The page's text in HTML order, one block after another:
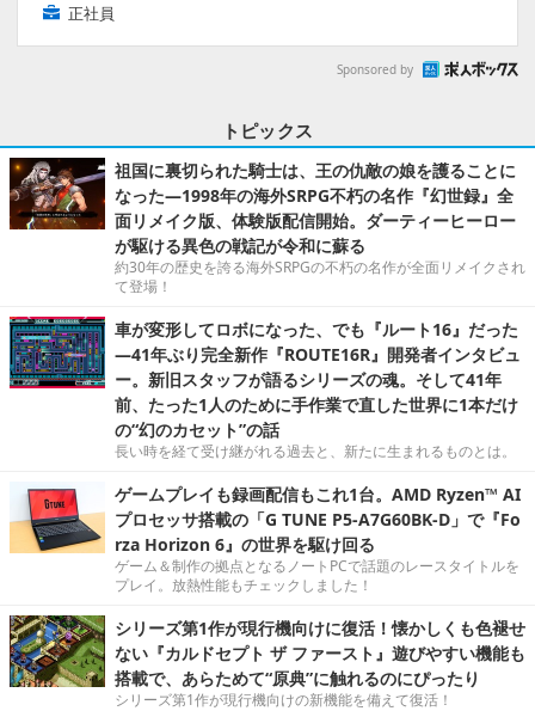
正社員
Sponsored by
トピックス
祖国に裏切られた騎士は、王の仇敵の娘を護ることに
なった―1998年の海外SRPG不朽の名作『幻世録』全
面リメイク版、体験版配信開始。ダーティーヒーロー
が駆ける異色の戦記が令和に蘇る
約30年の歴史を誇る海外SRPGの不朽の名作が全面リメイクされ
て登場！
車が変形してロボになった、でも『ルート16』だった
―41年ぶり完全新作『ROUTE16R』開発者インタビュ
ー。新旧スタッフが語るシリーズの魂。そして41年
前、たった1人のために手作業で直した世界に1本だけ
の“幻のカセット”の話
長い時を経て受け継がれる過去と、新たに生まれるものとは。
ゲームプレイも録画配信もこれ1台。AMD Ryzen™ AI
プロセッサ搭載の「G TUNE P5-A7G60BK-D」で『Fo
rza Horizon 6』の世界を駆け回る
ゲーム＆制作の拠点となるノートPCで話題のレースタイトルを
プレイ。放熱性能もチェックしました！
シリーズ第1作が現行機向けに復活！懐かしくも色褪せ
ない『カルドセプト ザ ファースト』遊びやすい機能も
搭載で、あらためて“原典”に触れるのにぴったり
シリーズ第1作が現行機向けの新機能を備えて復活！